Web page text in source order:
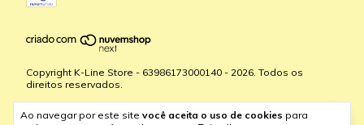
Ao navegar por este site você aceita o uso de cookies para
Copyright K-Line Store - 63986173000140 - 2026. Todos os
direitos reservados.